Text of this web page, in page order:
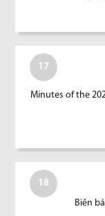
17
Minutes of the
18
Biên